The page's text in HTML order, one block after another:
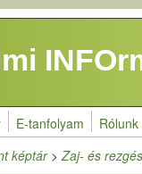
E-tanfolyam Rólunk
képtár>Zaj- és